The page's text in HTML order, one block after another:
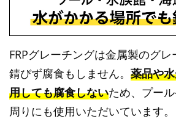
FRPグレーチングは金属製のグレ
錆びず腐食もしません。 薬品や
用しても腐食しないため、プー
周りにも使用いただいています。